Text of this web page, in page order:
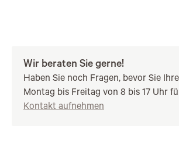
Wir beraten Sie gerne!
Haben Sie noch Fragen, bevor Sie
Montag bis Freitag von 8 bis 17 Uhr
Kontakt aufnehmen